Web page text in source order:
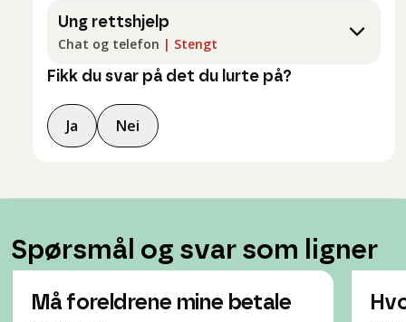
Ung rettshjelp
Chat og telefon | Stengt
Fikk du svar på det du lurte på?
Ja Nei
Spørsmål og svar som ligner
Må foreldrene mine betale